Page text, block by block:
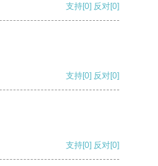
支持[0] 反对[0]
支持[0] 反对[0]
支持[0] 反对[0]